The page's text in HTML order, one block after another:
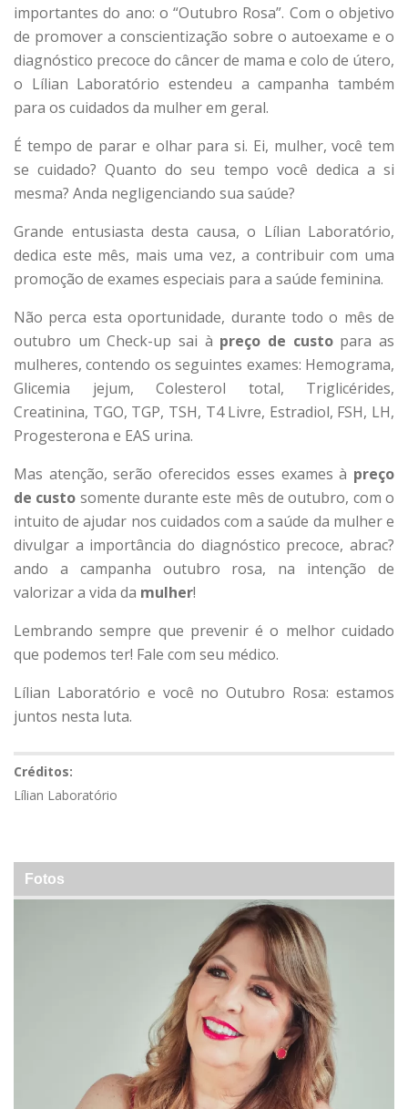
importantes do ano: o “Outubro Rosa”. Com o objetivo
de promover a conscientização sobre o autoexame e o
diagnóstico precoce do câncer de mama e colo de útero,
o Lílian Laboratório estendeu a campanha também
para os cuidados da mulher em geral.
É tempo de parar e olhar para si. Ei, mulher, você tem
se cuidado? Quanto do seu tempo você dedica a si
mesma? Anda negligenciando sua saúde?
Grande entusiasta desta causa, o Lílian Laboratório,
dedica este mês, mais uma vez, a contribuir com uma
promoção de exames especiais para a saúde feminina.
Não perca esta oportunidade, durante todo o mês de
outubro um Check-up sai à preço de custo para as
mulheres, contendo os seguintes exames: Hemograma,
Glicemia jejum, Colesterol total, Triglicérides,
Creatinina, TGO, TGP, TSH, T4 Livre, Estradiol, FSH, LH,
Progesterona e EAS urina.
Mas atenção, serão oferecidos esses exames à preço
de custo somente durante este mês de outubro, com o
intuito de ajudar nos cuidados com a saúde da mulher e
divulgar a importância do diagnóstico precoce, abrac?
ando a campanha outubro rosa, na intenção de
valorizar a vida da mulher!
Lembrando sempre que prevenir é o melhor cuidado
que podemos ter! Fale com seu médico.
Lílian Laboratório e você no Outubro Rosa: estamos
juntos nesta luta.
Créditos:
Lílian Laboratório
Fotos